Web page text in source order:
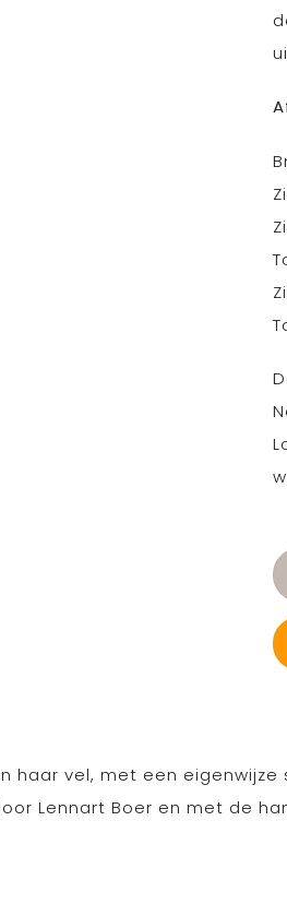
haar vel, met een
Lennart Boer en met de